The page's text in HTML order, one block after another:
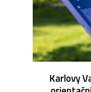
Karlovy